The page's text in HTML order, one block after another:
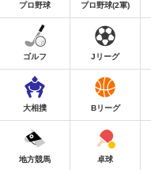
プロ野球 プロ野球(2軍)
ゴルフ Jリーグ
大相撲 Bリーグ
地方競馬 卓球